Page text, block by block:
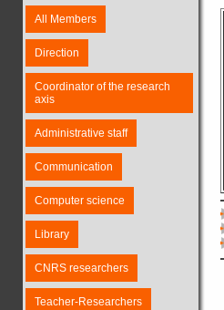
All Members
Direction
Coordinator of the research
axis
Administrative staff
Communication
Computer science
Library
CNRS researchers
Teacher-Researchers